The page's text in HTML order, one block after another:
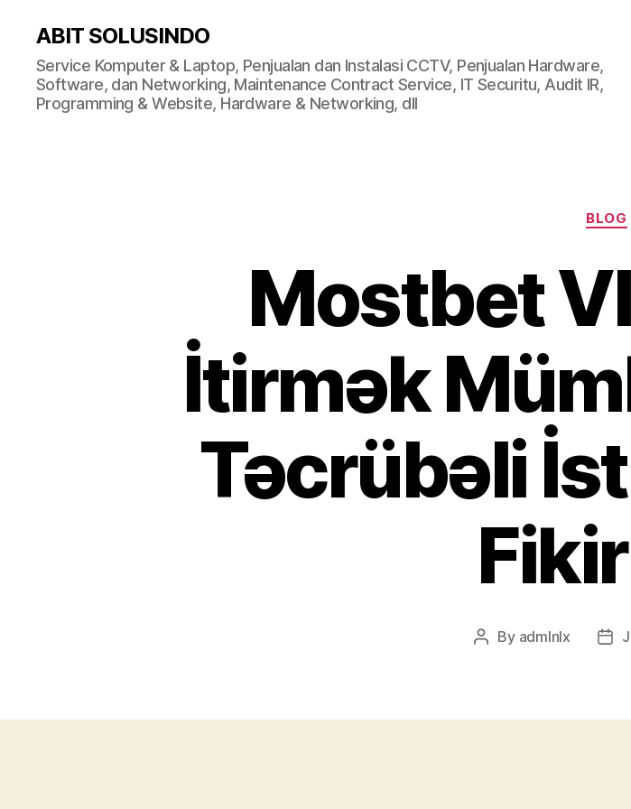
ABIT SOLUSINDO
Service Komputer & Laptop, Penjualan dan Instalasi CCTV, Penjualan Hardware,
Software, dan Networking, Maintenance Contract Service, IT Securitu, Audit IR,
Programming & Website, Hardware & Networking, dll
BLOG
Mostbet
İtirmək
Təcrübəli
Post
By admlnlx